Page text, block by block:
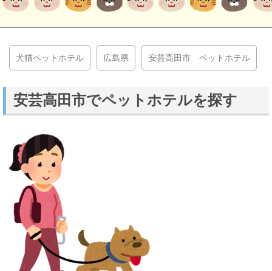
犬猫ペットホテル 広島県 安芸高田市 ペットホテル
安芸高田市でペットホテルを探す